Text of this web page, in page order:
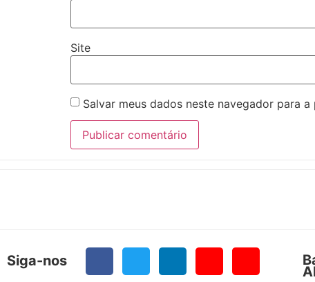
Site
Salvar meus dados neste navegador para
Siga-nos